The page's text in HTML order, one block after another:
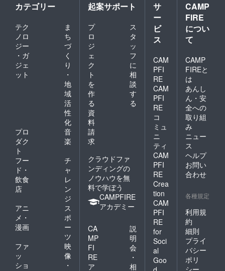
カテゴリー
テク
ノロ
ジー
・ガ
ジェ
ット
ま
ち
づ
く
り
・
地
域
活
性
化
プロ
ダク
ト
音
楽
フー
ド・
飲食
店
チ
ャ
レ
ン
ジ
アニ
メ・
漫画
ス
ポ
ー
ツ
ファ
ッ
ショ
映
像
・
起案サポート
プ
ロ
ジ
ェ
ク
ト
を
作
る
ス
タ
ッ
フ
に
相
談
す
る
資
料
請
求
クラウドファ
ンディングの
ノウハウを無
料で学ぼう
CAMPFIRE
アカデミー
CA
MP
FI
RE
ア
説
明
会
・
相
サ
ー
ビ
ス
CAM
PFI
RE
CAM
PFI
RE
コ
ミュ
ニ
ティ
CAM
PFI
RE
Crea
tion
CAM
PFI
RE
for
Soci
al
Goo
CAMP
FIRE
につい
て
CAMP
FIREと
は
あんし
ん・安
全への
取り組
み
ニュー
ス
ヘルプ
お問い
合わせ
各種規定
利用規
約
細則
プライ
バシー
ポリ